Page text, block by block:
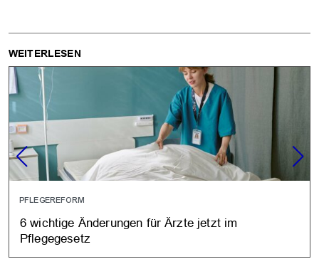
WEITERLESEN
PFLEGEREFORM
6 wichtige Änderungen für Ärzte jetzt im
Pflegegesetz